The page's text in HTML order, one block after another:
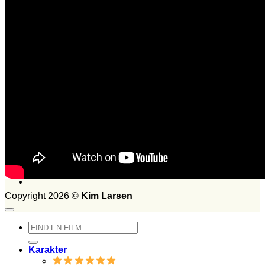
Copyright 2026 © Kim Larsen
Søg
efter:
Karakter